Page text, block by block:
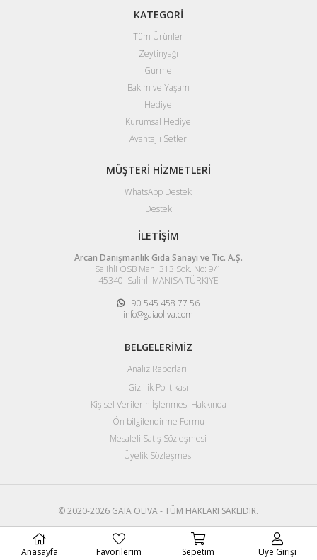
KATEGORİ
Tüm Ürünler
Zeytinyağı
Gurme
Bakım ve Yaşam
Hediye
Kurumsal Hediye
Avantajlı Setler
MÜŞTERİ HİZMETLERİ
WhatsApp Destek
Destek
İLETİŞİM
Arcan Danışmanlık Gıda Sanayi ve Tic. A.Ş.
Salihli OSB Mah. 313 Sok. No: 9/1
45340 Salihli MANİSA TÜRKİYE
+90 545 458 77 56
info@gaiaoliva.com
BELGELERİMİZ
Analiz Raporları:
Gizlilik Politikası
Kişisel Verilerin İşlenmesi Hakkında
Ön bilgilendirme Formu
Mesafeli Satış Sözleşmesi
Üyelik Sözleşmesi
© 2020-2026 GAIA OLIVA - TÜM HAKLARI SAKLIDIR.
Anasayfa Favorilerim Sepetim Üye Girişi